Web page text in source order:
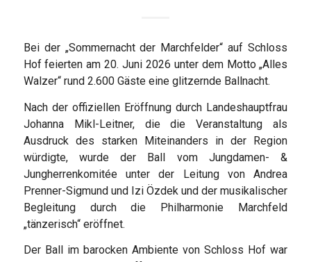
Bei der „Sommernacht der Marchfelder“ auf Schloss
Hof feierten am 20. Juni 2026 unter dem Motto „Alles
Walzer“ rund 2.600 Gäste eine glitzernde Ballnacht.
Nach der offiziellen Eröffnung durch Landeshauptfrau
Johanna Mikl-Leitner, die die Veranstaltung als
Ausdruck des starken Miteinanders in der Region
würdigte, wurde der Ball vom Jungdamen- &
Jungherrenkomitée unter der Leitung von Andrea
Prenner-Sigmund und Izi Özdek und der musikalischer
Begleitung durch die Philharmonie Marchfeld
„tänzerisch“ eröffnet.
Der Ball im barocken Ambiente von Schloss Hof war